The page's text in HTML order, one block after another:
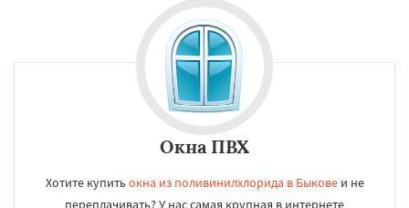
Окна ПВХ
Хотите купитьокна из поливинилхлорида в Быковеи не
переплачивать? У нас самая крупная в интернете